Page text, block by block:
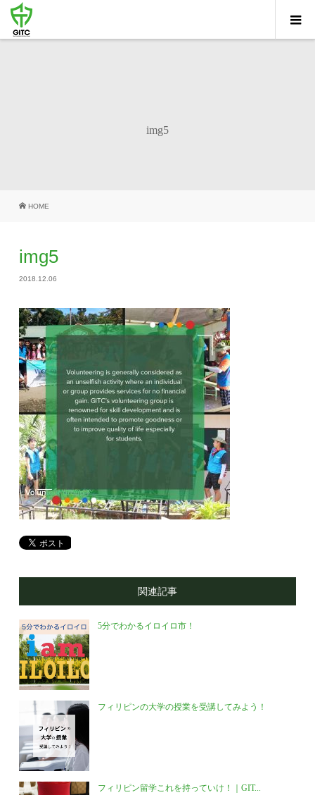
img5
HOME
img5
2018.12.06
関連記事
5分でわかるイロイロ市！
フィリピンの大学の授業を受講してみよう！
フィリピン留学これを持っていけ！｜GIT...